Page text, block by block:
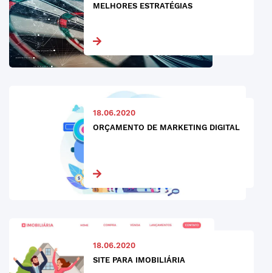
MELHORES ESTRATÉGIAS
18.06.2020
ORÇAMENTO DE MARKETING DIGITAL
18.06.2020
SITE PARA IMOBILIÁRIA